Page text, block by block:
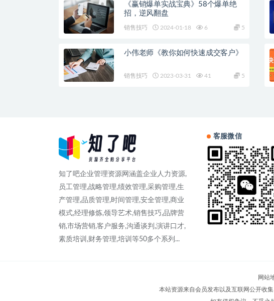
《赢销爆单实战宝典》58个爆单绝
招，逆风翻盘
销售技巧 2024-01-18 6 5
小伟老师《教你如何快速成交客户》
销售技巧 2023-03-31 41 5
知了吧企业管理资源网涵盖企业人力资源,
员工管理,战略管理,绩效管理,采购管理,生
产管理,品质管理,时间管理,安全管理,商业
模式,经理修炼,领导艺术,销售技巧,品牌营
销,市场营销,客户服务,沟通谈判,演讲口才,
素质培训,财务管理,培训等50多个系列...
客服微信
网站
本站资源来自会员发布以及互联网公开收